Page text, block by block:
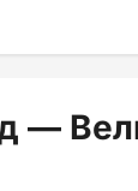
—